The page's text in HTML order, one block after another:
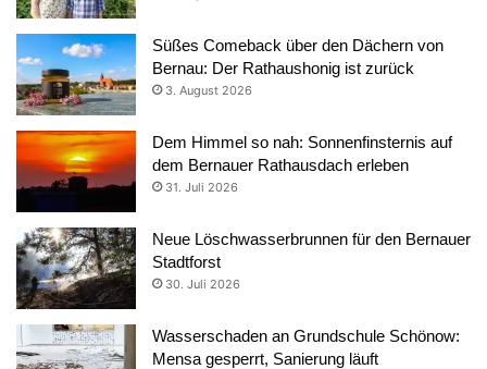
Süßes Comeback über den Dächern von
Bernau: Der Rathaushonig ist zurück
3. August 2026
Dem Himmel so nah: Sonnenfinsternis auf
dem Bernauer Rathausdach erleben
31. Juli 2026
Neue Löschwasserbrunnen für den Bernauer
Stadtforst
30. Juli 2026
Wasserschaden an Grundschule Schönow:
Mensa gesperrt, Sanierung läuft